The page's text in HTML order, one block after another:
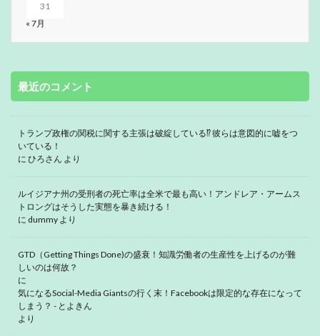
31
« 7月
最近のコメント
トランプ政権の関税に関する主張は破綻している⁉ 彼らは意図的に嘘をつ
いている！
に ひろさん より
ルイジアナ州の受刑者の死亡率は全米で最も高い！アンドレア・アームス
トロングはそうした実態を暴き続ける！
に dummy より
GTD（Getting Things Done)の盛衰！知識労働者の生産性を上げるのが難
しいのは何故？
に
気になるSocial-Media Giantsの行く末！Facebookは限定的な存在になって
しまう？ - とよきん
より